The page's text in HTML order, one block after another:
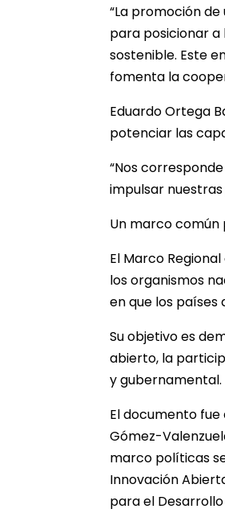
“La promoción
para posicionar
sostenible. Este
fomenta la
Eduardo Ortega
potenciar las
“Nos
impulsar
Un marco
El Marco
los organismos
en que los
Su objetivo es
abierto, la
y gubernamental.
El documento
Gómez-
marco políticas
Innovación
para el Desarrollo